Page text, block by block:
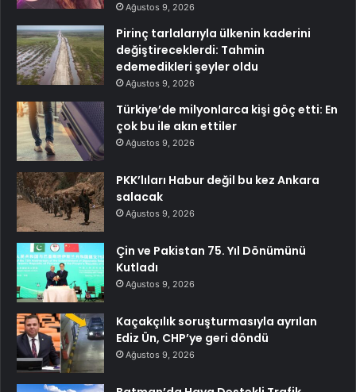
Ağustos 9, 2026
Pirinç tarlalarıyla ülkenin kaderini
değiştireceklerdi: Tahmin
edemedikleri şeyler oldu
Ağustos 9, 2026
Türkiye’de milyonlarca kişi göç etti: En
çok bu ile akın ettiler
Ağustos 9, 2026
PKK’lıları Habur değil bu kez Ankara
salacak
Ağustos 9, 2026
Çin ve Pakistan 75. Yıl Dönümünü
Kutladı
Ağustos 9, 2026
Kaçakçılık soruşturmasıyla ayrılan
Ediz Ün, CHP’ye geri döndü
Ağustos 9, 2026